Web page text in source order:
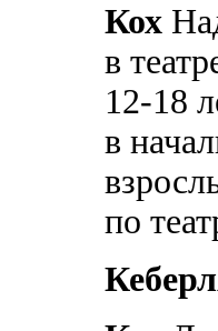
Кох
в
12-18
в
по